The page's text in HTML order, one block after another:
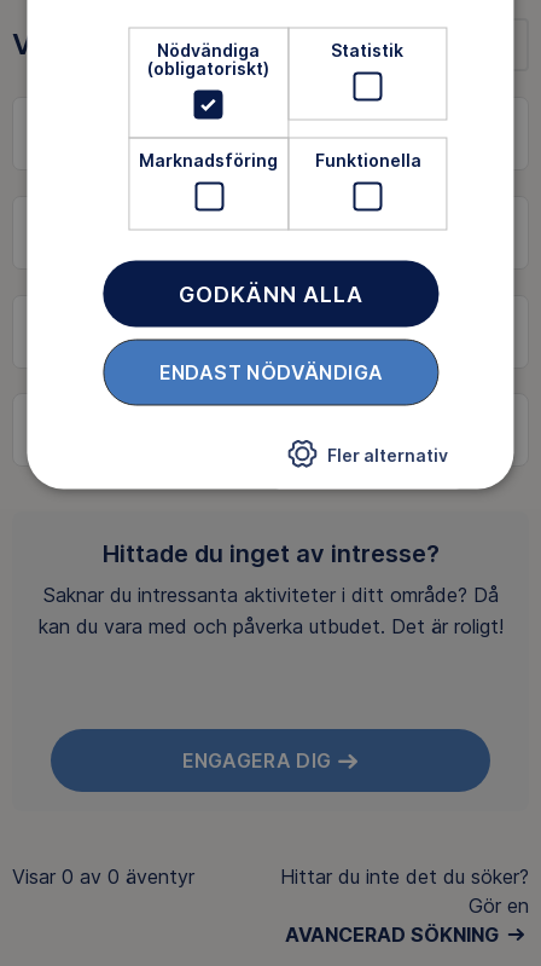
Våra MTB turer
Gävleborgs län
Hittade du inget av intresse?
Saknar du intressanta aktiviteter i ditt område? Då
kan du vara med och påverka utbudet. Det är roligt!
ENGAGERA DIG
Visar 0 av 0 äventyr
Hittar du inte det du söker?
Gör en
AVANCERAD SÖKNING
Nödvändiga
(obligatoriskt)
Statistik
Marknadsföring Funktionella
GODKÄNN ALLA
ENDAST NÖDVÄNDIGA
Fler alternativ